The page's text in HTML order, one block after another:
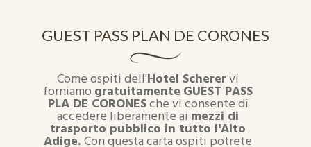
GUEST PASS PLAN DE CORONES
Come ospiti dell'Hotel Scherervi
forniamo gratuitamente GUEST PASS
PLA DE CORONESche vi consente di
accedere liberamente ai mezzi di
trasporto pubblico in tutto l'Alto
Adige.Con questa carta ospiti potrete